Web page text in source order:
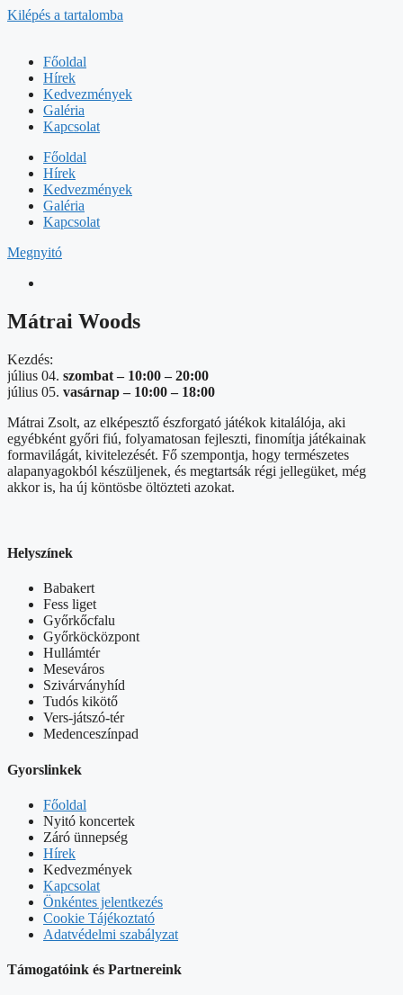
Kilépés a tartalomba
Főoldal
Hírek
Kedvezmények
Galéria
Kapcsolat
Főoldal
Hírek
Kedvezmények
Galéria
Kapcsolat
Megnyitó
Mátrai Woods
Kezdés:
július 04. szombat – 10:00–20:00
július 05. vasárnap – 10:00– 18:00
Mátrai Zsolt, az elképesztő észforgató játékok kitalálója, aki
egyébként győri fiú, folyamatosan fejleszti, finomítja játékainak
formavilágát, kivitelezését. Fő szempontja, hogy természetes
alapanyagokból készüljenek, és megtartsák régi jellegüket, még
akkor is, ha új köntösbe öltözteti azokat.
Helyszínek
Babakert
Fess liget
Győrkőcfalu
Győrköcközpont
Hullámtér
Meseváros
Szivárványhíd
Tudós kikötő
Vers-játszó-tér
Medenceszínpad
Gyorslinkek
Főoldal
Nyitó koncertek
Záró ünnepség
Hírek
Kedvezmények
Kapcsolat
Önkéntes jelentkezés
Cookie Tájékoztató
Adatvédelmi szabályzat
Támogatóink és Partnereink